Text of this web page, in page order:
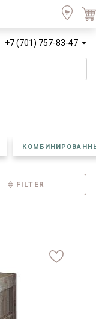
+7 (701) 757-83-47
FILTER